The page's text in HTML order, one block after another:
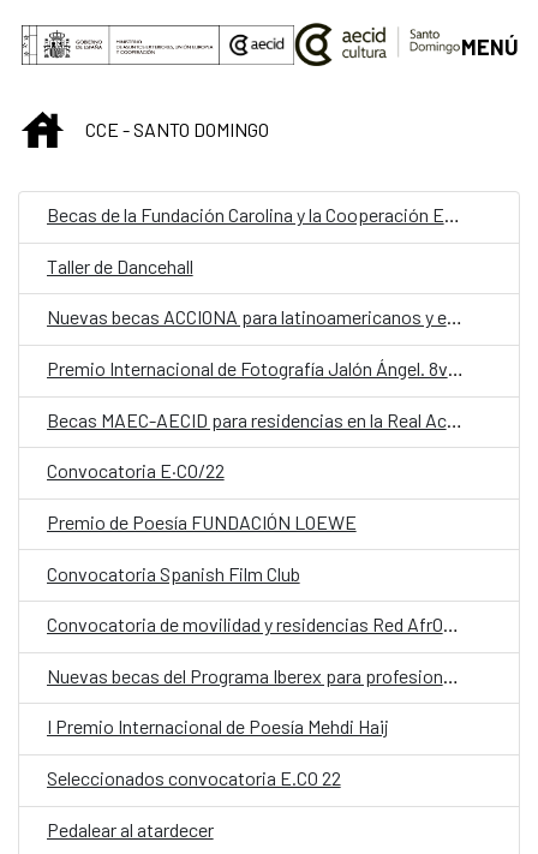
Saltar al contenido principal
MENÚ
INICIOCCE - SANTO DOMINGO
Becas de la Fundación Carolina y la Cooperación Española
Taller de Dancehall
Nuevas becas ACCIONA para latinoamericanos y españoles
Premio Internacional de Fotografía Jalón Ángel. 8va edición
Becas MAEC-AECID para residencias en la Real Academia de España en Roma
Convocatoria E·CO/22
Premio de Poesía FUNDACIÓN LOEWE
Convocatoria Spanish Film Club
Convocatoria de movilidad y residencias Red AfrOeste
Nuevas becas del Programa Iberex para profesionales iberoamericanos del sector cultural
I Premio Internacional de Poesía Mehdi Haij
Seleccionados convocatoria E.CO 22
Pedalear al atardecer